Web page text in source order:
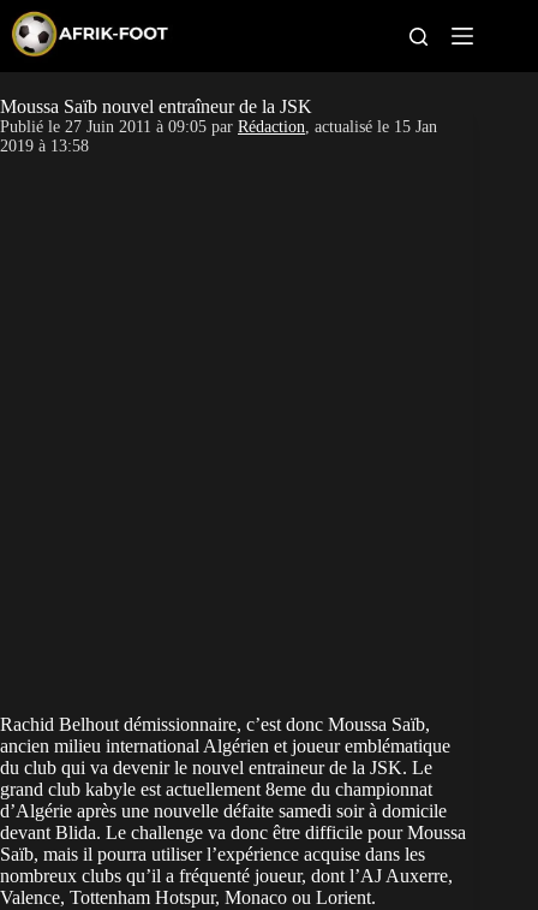
p
t
o
c
CAN féminine
Moussa Saïb nouvel entraîneur de la JSK
Publié le 27 Juin 2011 à 09:05 par Rédaction, actualisé le 15 Jan
2019 à 13:58
Rachid Belhout démissionnaire, c’est donc Moussa Saïb,
ancien milieu international Algérien et joueur emblématique
du club qui va devenir le nouvel entraineur de la JSK. Le
grand club kabyle est actuellement 8eme du championnat
d’Algérie après une nouvelle défaite samedi soir à domicile
devant Blida. Le challenge va donc être difficile pour Moussa
Saïb, mais il pourra utiliser l’expérience acquise dans les
nombreux clubs qu’il a fréquenté joueur, dont l’AJ Auxerre,
Valence, Tottenham Hotspur, Monaco ou Lorient.